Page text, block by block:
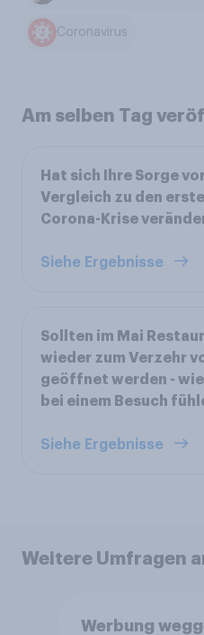
Coronavirus
Am selben Tag
Hat sich Ihre Sorge
Vergleich zu den
Corona-Krise
Siehe Ergebnisse
Sollten im Mai
wieder zum Verzehr
geöffnet werden -
bei einem Besuch
Siehe Ergebnisse
Weitere Umfragen
Werbung